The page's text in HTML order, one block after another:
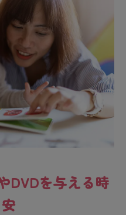
DVDを与える時